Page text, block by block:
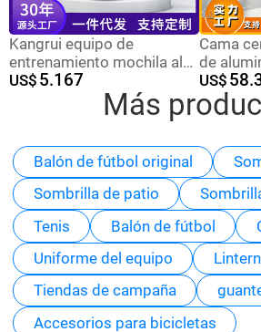
Kangrui equipo de
entrenamiento mochila al
aire libre deportes
entrenamiento equipo de
protección bolsa Oxford
capacidad bolsa de
camping
US$ 5.167
Cama
de
elevada
de yoga
equipo
US$
Más
Balón de fútbol original
Sombrilla de patio
Tenis
Balón de fútbol
Uniforme del equipo
Tiendas de campaña
Accesorios para bicicletas